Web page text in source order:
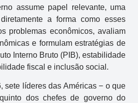
assume papel relevante, uma
a forma como esses
problemas econômicos, avaliam
e formulam estratégias de
Interno Bruto (PIB), estabilidade
fiscal e inclusão social.
sete líderes das Américas − o que
dos chefes de governo do